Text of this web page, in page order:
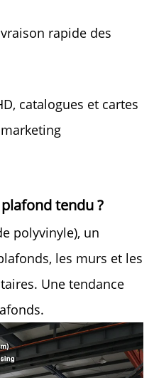
rapide des
catalogues et cartes
tendu ?
polyvinyle), un
les murs et les
Une tendance